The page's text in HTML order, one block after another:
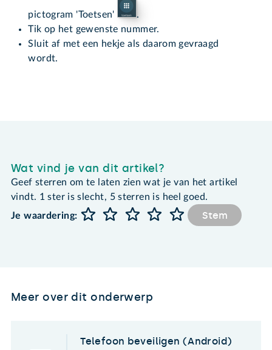
pictogram 'Toetsen'
.
Tik op het gewenste nummer.
Sluit af met een hekje als daarom gevraagd
wordt.
Wat vind je van dit artikel?
Geef sterren om te laten zien wat je van het artikel
vindt. 1 ster is slecht, 5 sterren is heel goed.
Je waardering:
Stem
Meer over dit onderwerp
Telefoon beveiligen (Android)